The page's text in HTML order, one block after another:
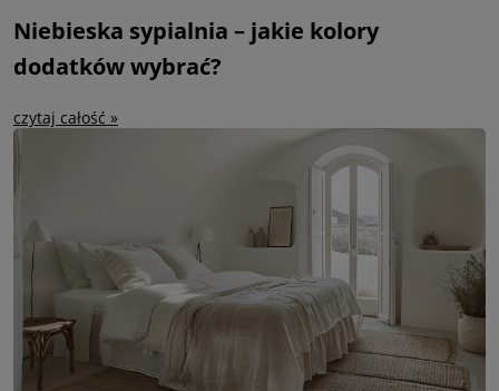
Niebieska sypialnia – jakie kolory
dodatków wybrać?
czytaj całość »